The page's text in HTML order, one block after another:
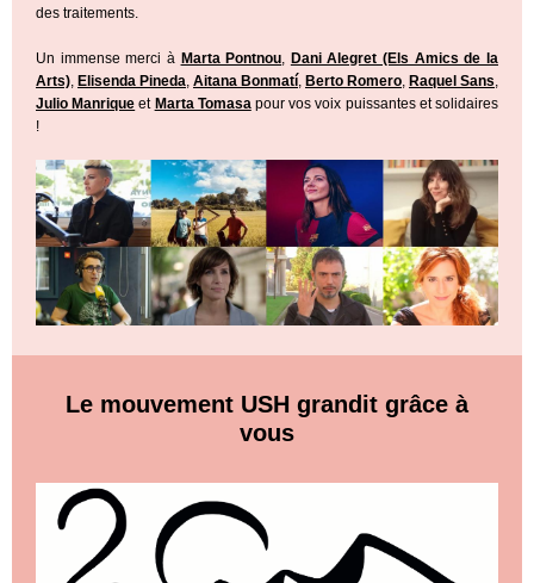
des traitements.
Un immense merci à Marta Pontnou, Dani Alegret (Els Amics de la
Arts), Elisenda Pineda, Aitana Bonmatí, Berto Romero, Raquel Sans,
Julio Manrique et Marta Tomasapour vos voix puissantes et solidaires
!
Le mouvement USH grandit grâce à
vous